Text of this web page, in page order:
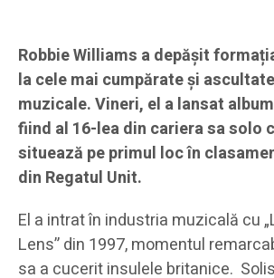
Robbie Williams a depășit
la cele mai cumpărate și
muzicale. Vineri, el a lansat
fiind al 16-lea din cariera sa solo
situează pe primul loc în
din Regatul Unit.
El a intrat în industria muzicală cu
Lens” din 1997, momentul
sa a cucerit insulele britanice.